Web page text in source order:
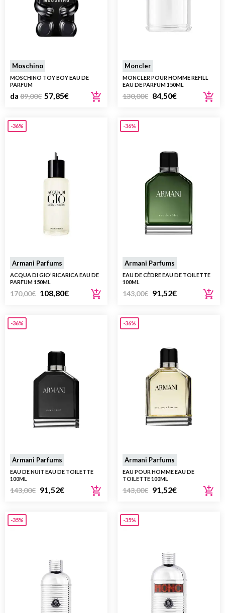
Moschino
MOSCHINO TOY BOY EAU DE
PARFUM
da 89,00€ 57,85€
Moncler
MONCLER POUR HOMME REFILL
EAU DE PARFUM 150ML
130,00€ 84,50€
-36%
Armani Parfums
ACQUA DI GIO’ RICARICA EAU DE
PARFUM 150ML
170,00€ 108,80€
-36%
Armani Parfums
EAU DE CÈDRE EAU DE TOILETTE
100ML
143,00€ 91,52€
-36%
Armani Parfums
EAU DE NUIT EAU DE TOILETTE
100ML
143,00€ 91,52€
-36%
Armani Parfums
EAU POUR HOMME EAU DE
TOILETTE 100ML
143,00€ 91,52€
-35% -35%